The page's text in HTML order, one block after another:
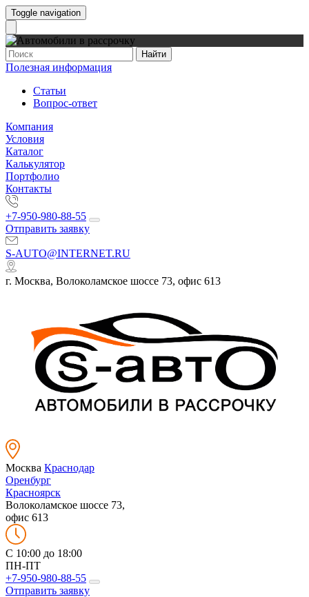
Toggle navigation
Найти
Полезная информация
Статьи
Вопрос-ответ
Компания
Условия
Каталог
Калькулятор
Портфолио
Контакты
+7-950-980-88-55
Отправить заявку
S-AUTO@INTERNET.RU
г. Москва, Волоколамское шоссе 73, офис 613
Москва Краснодар
Оренбург
Красноярск
Волоколамское шоссе 73,
офис 613
C 10:00 до 18:00
ПН-ПТ
+7-950-980-88-55
Отправить заявку